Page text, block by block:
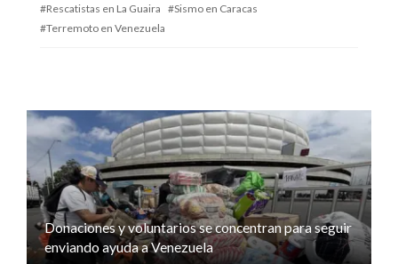
Rescatistas en La Guaira
Sismo en Caracas
Terremoto en Venezuela
Donaciones y voluntarios se concentran para seguir
enviando ayuda a Venezuela